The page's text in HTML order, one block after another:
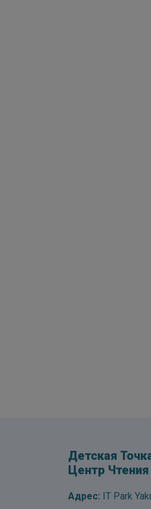
Детская
Центр Чтения
Адрес: IT Park